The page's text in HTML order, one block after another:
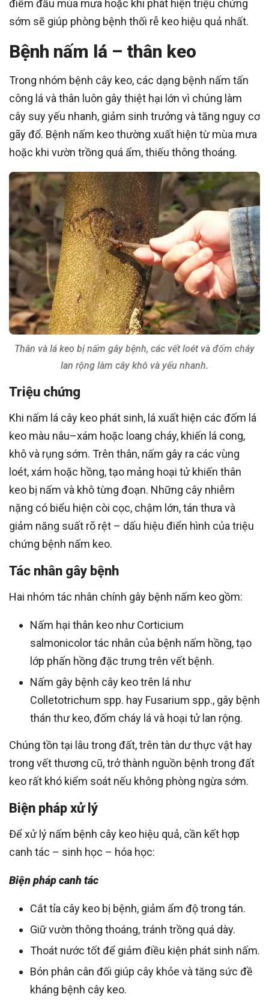
điểm đầu mùa mưa hoặc khi phát hiện triệu chứng
sớm sẽ giúp phòng bệnh thối rễ keo hiệu quả nhất.
Bệnh nấm lá – thân keo
Trong nhóm bệnh cây keo, các dạng bệnh nấm tấn
công lá và thân luôn gây thiệt hại lớn vì chúng làm
cây suy yếu nhanh, giảm sinh trưởng và tăng nguy cơ
gãy đổ. Bệnh nấm keo thường xuất hiện từ mùa mưa
hoặc khi vườn trồng quá ẩm, thiếu thông thoáng.
Thân và lá keo bị nấm gây bệnh, các vết loét và đốm cháy
lan rộng làm cây khô và yếu nhanh.
Triệu chứng
Khi nấm lá cây keo phát sinh, lá xuất hiện các đốm lá
keo màu nâu–xám hoặc loang cháy, khiến lá cong,
khô và rụng sớm. Trên thân, nấm gây ra các vùng
loét, xám hoặc hồng, tạo mảng hoại tử khiến thân
keo bị nấm và khô từng đoạn. Những cây nhiễm
nặng có biểu hiện còi cọc, chậm lớn, tán thưa và
giảm năng suất rõ rệt – dấu hiệu điển hình của triệu
chứng bệnh nấm keo.
Tác nhân gây bệnh
Hai nhóm tác nhân chính gây bệnh nấm keo gồm:
Nấm hại thân keo như Corticium
salmonicolor tác nhân của bệnh nấm hồng, tạo
lớp phấn hồng đặc trưng trên vết bệnh.
Nấm gây bệnh cây keo trên lá như
Colletotrichum spp. hay Fusarium spp., gây bệnh
thán thư keo, đốm cháy lá và hoại tử lan rộng.
Chúng tồn tại lâu trong đất, trên tàn dư thực vật hay
trong vết thương cũ, trở thành nguồn bệnh trong đất
keo rất khó kiểm soát nếu không phòng ngừa sớm.
Biện pháp xử lý
Để xử lý nấm bệnh cây keo hiệu quả, cần kết hợp
canh tác – sinh học – hóa học:
Biện pháp canh tác
Cắt tỉa cây keo bị bệnh, giảm ẩm độ trong tán.
Giữ vườn thông thoáng, tránh trồng quá dày.
Thoát nước tốt để giảm điều kiện phát sinh nấm.
Bón phân cân đối giúp cây khỏe và tăng sức đề
kháng bệnh cây keo.